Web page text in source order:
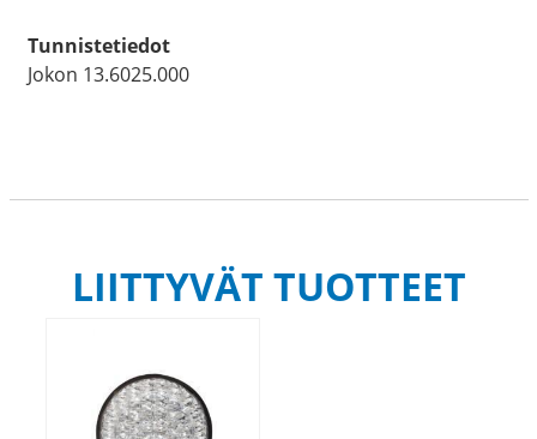
Tunnistetiedot
Jokon 13.6025.000
LIITTYVÄT TUOTTEET